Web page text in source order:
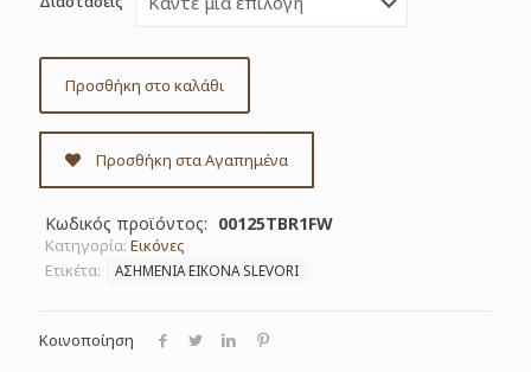
Προσθήκη στο καλάθι
Προσθήκη στα Αγαπημένα
Κωδικός προϊόντος: 00125TBR1FW
Κατηγορία: Εικόνες
Ετικέτα:
ΑΣΗΜΕΝΙΑ ΕΙΚΟΝΑ SLEVORI
Κοινοποίηση